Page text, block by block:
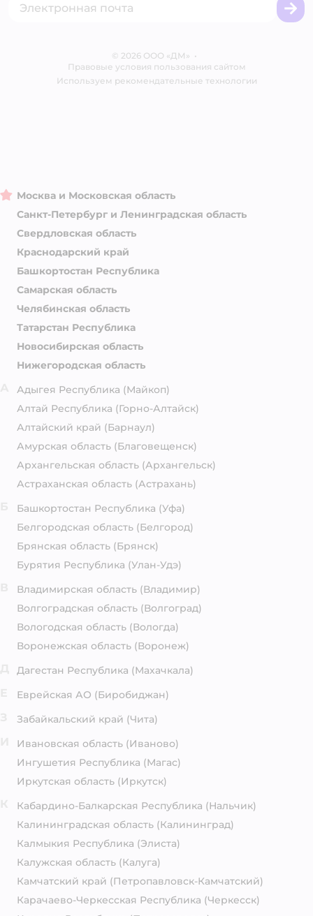
Блог
Корм для собак
© 2026 ООО «ДМ» •
Правовые условия пользования сайтом
Используем рекомендательные технологии
Москва и Московская область
Санкт-Петербург и Ленинградская область
Свердловская область
Краснодарский край
Башкортостан Республика
Самарская область
Челябинская область
Татарстан Республика
Новосибирская область
Нижегородская область
Адыгея Республика (Майкоп)
Алтай Республика (Горно-Алтайск)
Алтайский край (Барнаул)
Амурская область (Благовещенск)
Архангельская область (Архангельск)
Астраханская область (Астрахань)
Башкортостан Республика (Уфа)
Белгородская область (Белгород)
Брянская область (Брянск)
Бурятия Республика (Улан-Удэ)
Владимирская область (Владимир)
Волгоградская область (Волгоград)
Вологодская область (Вологда)
Воронежская область (Воронеж)
Дагестан Республика (Махачкала)
Еврейская АО (Биробиджан)
Забайкальский край (Чита)
Ивановская область (Иваново)
Ингушетия Республика (Магас)
Иркутская область (Иркутск)
Кабардино-Балкарская Республика (Нальчик)
Калининградская область (Калининград)
Калмыкия Республика (Элиста)
Калужская область (Калуга)
Камчатский край (Петропавловск-Камчатский)
Карачаево-Черкесская Республика (Черкесск)